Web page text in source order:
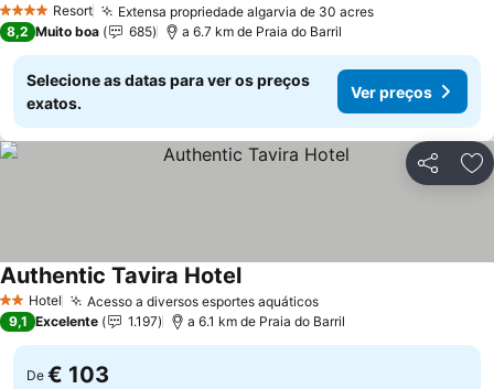
4 EstrelasResort Extensa propriedade algarvia de 30 acres
8,2 Muito boa 685 a 6.7 km de Praia do Barril
Selecione as datas para ver os preços
exatos.
Ver preços
Partilhar
2 Estrelas
Hotel Acesso a diversos esportes aquáticos
Authentic Tavira Hotel
9,1 Excelente 1.197 a 6.1 km de Praia do Barril
De € 103